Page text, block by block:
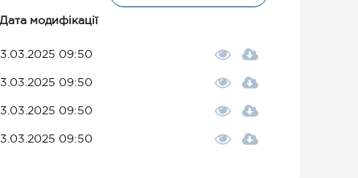
Дата модифікації
09:50
09:50
09:50
09:50